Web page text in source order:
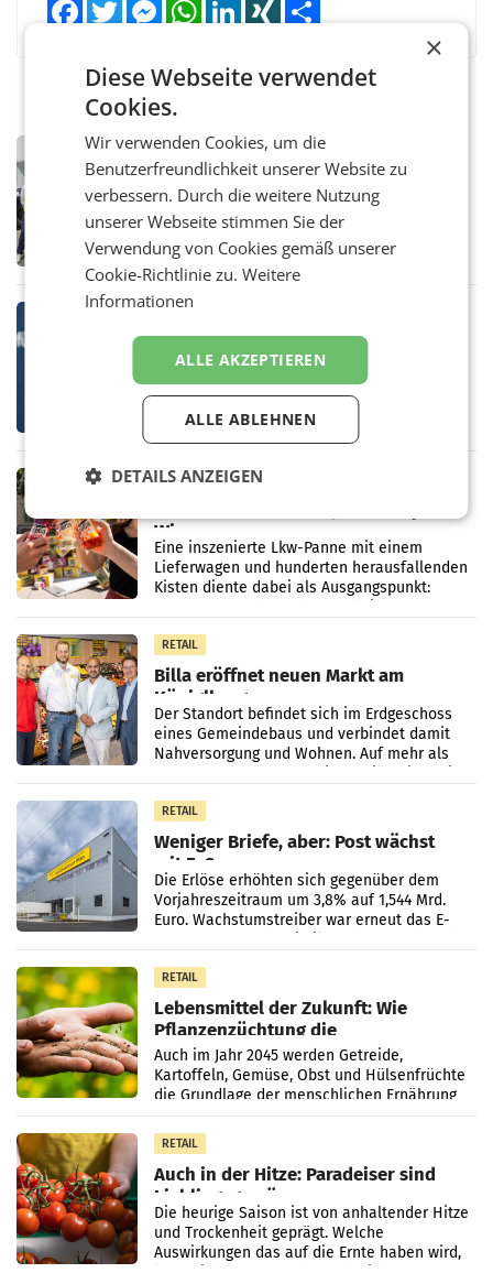
MARKETING & MEDIA
Alpacem und Politik im Austausch
über Dekarbonisierung und
Energiepreise
– Wie die Zement- und Betonproduktion ihre
CO₂-Emissionen weiter senken und zugleich
wettbewerbsfähig bleiben kann, war Thema
eines Treffens zwischen Staatssekretärin
Elisabeth
MARKETING & MEDIA
Studie zur Medienpräsenz: Wie
Österreichs ATX-Unternehmen
international wahrgenommen
werden
Österreichs börsennotierte Unternehmen
agieren längst auf internationalen Märkten.
weltweite Berichterstattung über
RETAIL
Wien
Eine inszenierte Lkw-Panne mit einem
Lieferwagen und hunderten herausfallenden
Kisten diente dabei als Ausgangspunkt:
RETAIL
Billa eröffnet neuen Markt am
Küniglberg
Der Standort befindet sich im Erdgeschoss
eines Gemeindebaus und verbindet damit
Nahversorgung und Wohnen. Auf mehr als
RETAIL
Weniger Briefe, aber: Post wächst
mit E-Commerce
Die Erlöse erhöhten sich gegenüber dem
Vorjahreszeitraum um 3,8% auf 1,544 Mrd.
Euro. Wachstumstreiber war erneut das E-
RETAIL
Lebensmittel der Zukunft: Wie
Pflanzenzüchtung die
Ernährungssicherheit sichert
Auch im Jahr 2045 werden Getreide,
Kartoffeln, Gemüse, Obst und Hülsenfrüchte
die Grundlage der menschlichen Ernährung
bilden. Allerdings verändern sich die
Eigenschaften der Pflanzen
RETAIL
Auch in der Hitze: Paradeiser sind
Lieblingsgemüse
Die heurige Saison ist von anhaltender Hitze
und Trockenheit geprägt. Welche
Auswirkungen das auf die Ernte haben wird,
×
Diese Webseite verwendet
Cookies.
Wir verwenden Cookies, um die
Benutzerfreundlichkeit unserer Website zu
verbessern. Durch die weitere Nutzung
unserer Webseite stimmen Sie der
Verwendung von Cookies gemäß unserer
Cookie-Richtlinie zu.Weitere
Informationen
ALLE AKZEPTIEREN
ALLE ABLEHNEN
DETAILS ANZEIGEN